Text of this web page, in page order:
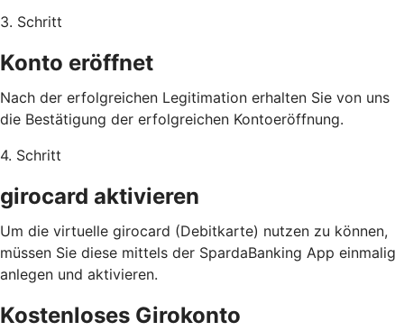
3. Schritt
Konto eröffnet
Nach der erfolgreichen Legitimation erhalten Sie von uns
die Bestätigung der erfolgreichen Kontoeröffnung.
4. Schritt
girocard aktivieren
Um die virtuelle girocard (Debitkarte) nutzen zu können,
müssen Sie diese mittels der SpardaBanking App einmalig
anlegen und aktivieren.
Kostenloses Girokonto